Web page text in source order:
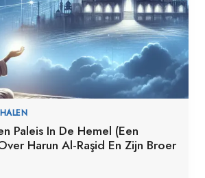
Paleis In De Hemel (Een
Harun Al-Raşid En Zijn Broer